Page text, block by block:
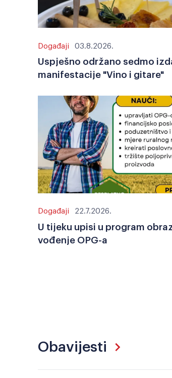
Događaji 03.8.2026.
Uspješno održano sedmo
manifestacije "Vino i gitare"
Događaji 22.7.2026.
U tijeku upisi u program
vođenje OPG-a
Obavijesti